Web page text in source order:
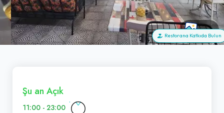
+12
Restorana Katkıda Bulun
Şu an Açık
11:00 - 23:00